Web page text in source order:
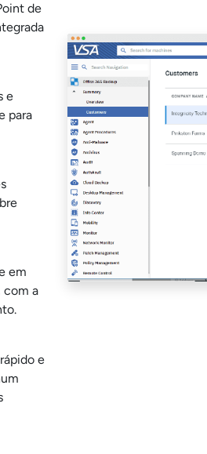
de
e
para
em
com a
e